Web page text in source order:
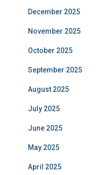
December 2025
November 2025
October 2025
September 2025
August 2025
July 2025
June 2025
May 2025
April 2025